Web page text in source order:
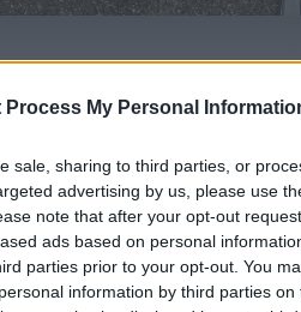
Process My Personal
sale, sharing to third parties, or
advertising by us, please use
note that after your opt-out
ads based on personal
parties prior to your opt-out. You
information by third parties on
⏱️ KB. 3